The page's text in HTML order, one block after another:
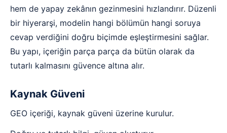
hem de yapay zekânın gezinmesini hızlandırır. Düzenli
bir hiyerarşi, modelin hangi bölümün hangi soruya
cevap verdiğini doğru biçimde eşleştirmesini sağlar.
Bu yapı, içeriğin parça parça da bütün olarak da
tutarlı kalmasını güvence altına alır.
Kaynak Güveni
GEO içeriği, kaynak güveni üzerine kurulur.